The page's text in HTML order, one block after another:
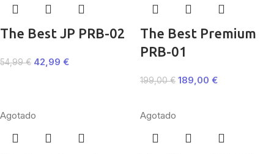
The Best JP PRB-02
54,99€ 42,99 €
The Best Premium
PRB-01
199,00€ 189,00 €
Agotado Agotado